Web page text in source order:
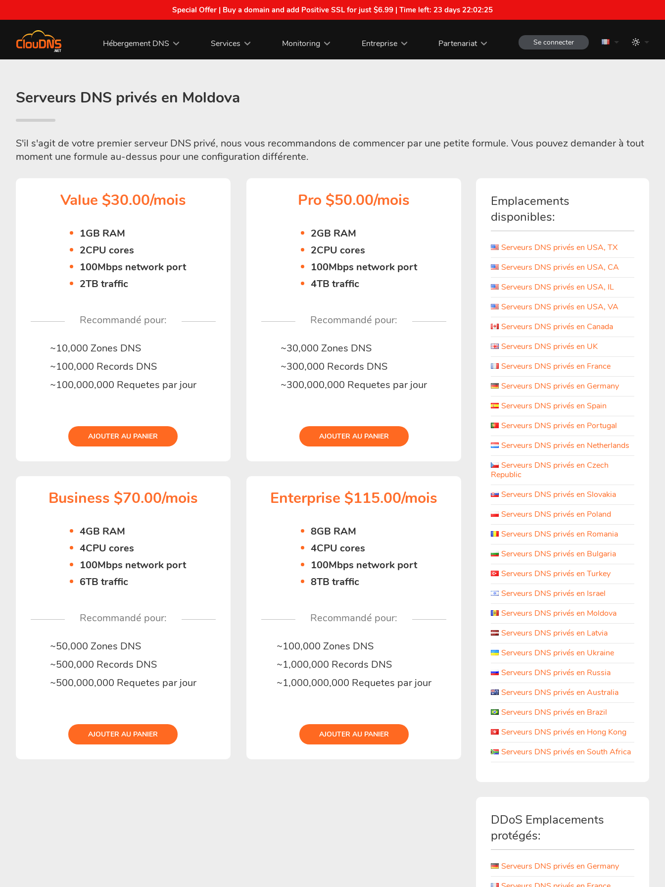
Special Offer | Buy a domain and add Positive SSL for just $6.99 | Time left: 23 days 22:02:25
Hébergement DNS Services Monitoring Entreprise Partenariat Se connecter
Serveurs DNS privés en Moldova
S'il s'agit de votre premier serveur DNS privé, nous vous recommandons de commencer par une petite formule. Vous pouvez demander à tout
moment une formule au-dessus pour une configuration différente.
Value $30.00/mois
1GB RAM
2CPU cores
100Mbps network port
2TB traffic
Recommandé pour:
~10,000 Zones DNS
~100,000 Records DNS
~100,000,000 Requetes par jour
AJOUTER AU PANIER
Pro $50.00/mois
2GB RAM
2CPU cores
100Mbps network port
4TB traffic
Recommandé pour:
~30,000 Zones DNS
~300,000 Records DNS
~300,000,000 Requetes par jour
AJOUTER AU PANIER
Business $70.00/mois
4GB RAM
4CPU cores
100Mbps network port
6TB traffic
Recommandé pour:
~50,000 Zones DNS
~500,000 Records DNS
~500,000,000 Requetes par jour
AJOUTER AU PANIER
Enterprise $115.00/mois
8GB RAM
4CPU cores
100Mbps network port
8TB traffic
Recommandé pour:
~100,000 Zones DNS
~1,000,000 Records DNS
~1,000,000,000 Requetes par jour
AJOUTER AU PANIER
Emplacements
disponibles:
Serveurs DNS privés en USA, TX
Serveurs DNS privés en USA, CA
Serveurs DNS privés en USA, IL
Serveurs DNS privés en USA, VA
Serveurs DNS privés en Canada
Serveurs DNS privés en UK
Serveurs DNS privés en France
Serveurs DNS privés en Germany
Serveurs DNS privés en Spain
Serveurs DNS privés en Portugal
Serveurs DNS privés en Netherlands
Serveurs DNS privés en Czech
Republic
Serveurs DNS privés en Slovakia
Serveurs DNS privés en Poland
Serveurs DNS privés en Romania
Serveurs DNS privés en Bulgaria
Serveurs DNS privés en Turkey
Serveurs DNS privés en Israel
Serveurs DNS privés en Moldova
Serveurs DNS privés en Latvia
Serveurs DNS privés en Ukraine
Serveurs DNS privés en Russia
Serveurs DNS privés en Australia
Serveurs DNS privés en Brazil
Serveurs DNS privés en Hong Kong
Serveurs DNS privés en South Africa
DDoS Emplacements
protégés:
Serveurs DNS privés en Germany